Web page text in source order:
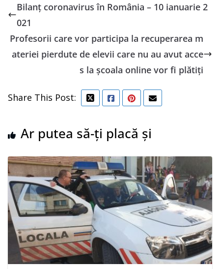
Bilanț coronavirus în România – 10 ianuarie 2
021
Profesorii care vor participa la recuperarea m
ateriei pierdute de elevii care nu au avut acce
s la şcoala online vor fi plătiți
Share This Post:
Ar putea să-ți placă și